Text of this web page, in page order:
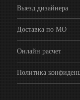
Выезд дизайнера
Доставка по МО
Онлайн расчет
Политика